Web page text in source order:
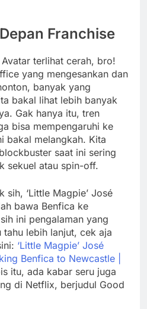
Franchise
terlihat cerah, bro!
yang mengesankan dan
banyak yang
bakal lihat lebih banyak
Gak hanya itu, tren
bisa mempengaruhi ke
bakal melangkah. Kita
saat ini sering
sekuel atau spin-off.
sih, ‘Little Magpie’ José
bawa Benfica ke
ini pengalaman yang
lebih lanjut, cek aja
‘Little Magpie’ José
Benfica to Newcastle |
itu, ada kabar seru juga
di Netflix, berjudul Good